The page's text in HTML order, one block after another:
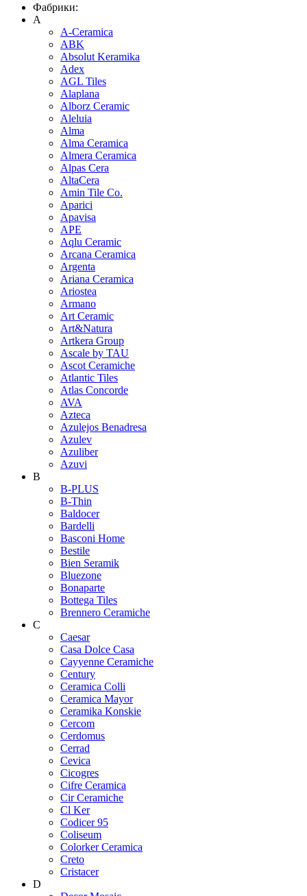
Фабрики:
A
A-Ceramica
ABK
Absolut Keramika
Adex
AGL Tiles
Alaplana
Alborz Ceramic
Aleluia
Alma
Alma Ceramica
Almera Ceramica
Alpas Cera
AltaCera
Amin Tile Co.
Aparici
Apavisa
APE
Aqlu Ceramic
Arcana Ceramica
Argenta
Ariana Ceramica
Ariostea
Armano
Art Ceramic
Art&Natura
Artkera Group
Ascale by TAU
Ascot Ceramiche
Atlantic Tiles
Atlas Concorde
AVA
Azteca
Azulejos Benadresa
Azulev
Azuliber
Azuvi
B
B-PLUS
B-Thin
Baldocer
Bardelli
Basconi Home
Bestile
Bien Seramik
Bluezone
Bonaparte
Bottega Tiles
Brennero Ceramiche
C
Caesar
Casa Dolce Casa
Cayyenne Ceramiche
Century
Ceramica Colli
Ceramica Mayor
Ceramika Konskie
Cercom
Cerdomus
Cerrad
Cevica
Cicogres
Cifre Ceramica
Cir Ceramiche
Cl Ker
Codicer 95
Coliseum
Colorker Ceramica
Creto
Cristacer
D